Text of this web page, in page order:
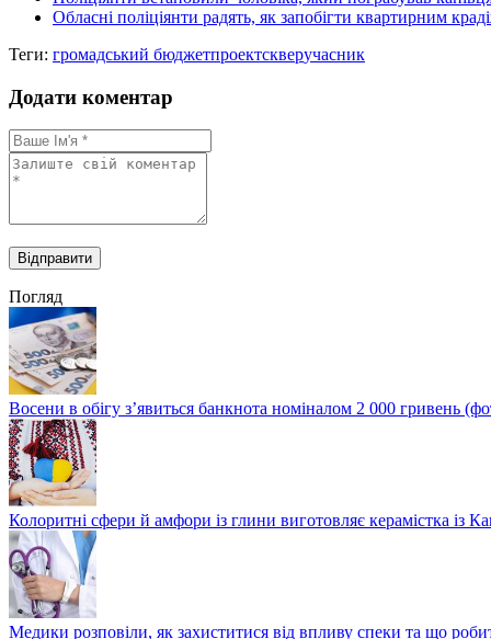
Обласні поліціянти радять, як запобігти квартирним
Теги: громадський бюджетпроектскверучасник
Додати коментар
Погляд
Восени в обігу з’явиться банкнота номіналом 2 000 гривень
Колоритні сфери й амфори із глини виготовляє керамістка із
Медики розповіли, як захиститися від впливу спеки та що